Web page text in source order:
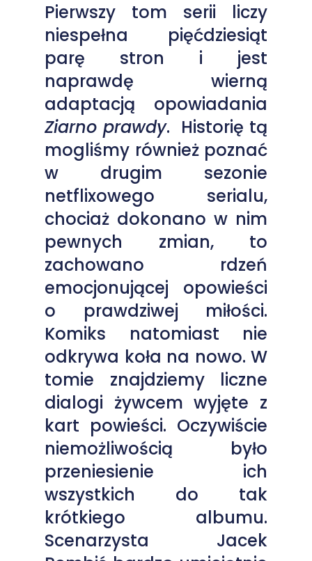
Pierwszy tom serii liczy
niespełna pięćdziesiąt
parę stron i jest
naprawdę wierną
adaptacją opowiadania
Ziarno prawdy. Historię tą
mogliśmy również poznać
w drugim sezonie
netflixowego serialu,
chociaż dokonano w nim
pewnych zmian, to
zachowano rdzeń
emocjonującej opowieści
o prawdziwej miłości.
Komiks natomiast nie
odkrywa koła na nowo. W
tomie znajdziemy liczne
dialogi żywcem wyjęte z
kart powieści. Oczywiście
niemożliwością było
przeniesienie ich
wszystkich do tak
krótkiego albumu.
Scenarzysta Jacek